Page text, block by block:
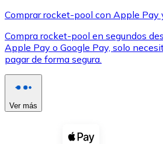
XRP
XRP
Ver todo
Comprar rocket-pool con Apple Pay
Compra rocket-pool en segundos
Apple Pay o Google Pay, solo
pagar de forma segura.
Ver más